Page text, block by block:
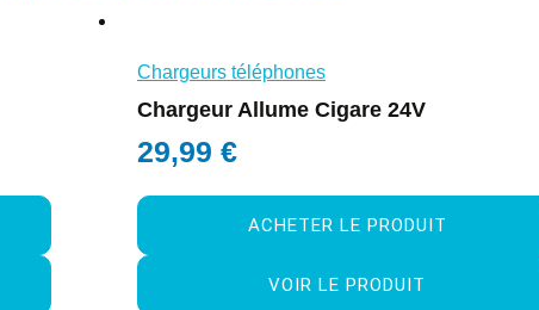
Chargeurs téléphones
Chargeur Allume Cigare 24V
29,99 €
ACHETER LE PRODUIT
VOIR LE PRODUIT